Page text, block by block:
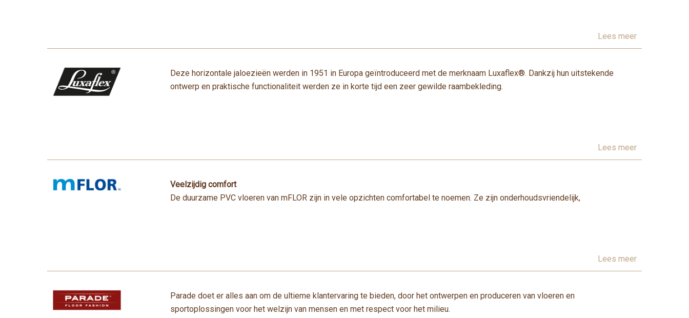
Lees meer
Deze horizontale jaloezieën werden in 1951 in Europa geïntroduceerd met de merknaam Luxaflex®. Dankzij hun uitstekende
ontwerp en praktische functionaliteit werden ze in korte tijd een zeer gewilde raambekleding.
Lees meer
Veelzijdig comfort
De duurzame PVC vloeren van mFLOR zijn in vele opzichten comfortabel te noemen. Ze zijn onderhoudsvriendelijk,
Lees meer
Parade doet er alles aan om de ultieme klantervaring te bieden, door het ontwerpen en produceren van vloeren en
sportoplossingen voor het welzijn van mensen en met respect voor het milieu.